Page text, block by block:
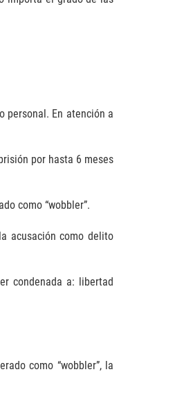
personal. En atención a
por hasta 6 meses
como “wobbler”.
acusación como delito
condenada a: libertad
como “wobbler”, la